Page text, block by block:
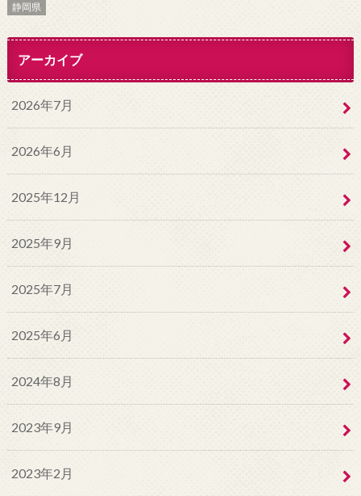
静岡県
アーカイブ
2026年7月
2026年6月
2025年12月
2025年9月
2025年7月
2025年6月
2024年8月
2023年9月
2023年2月